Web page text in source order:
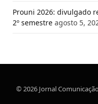
Prouni 2026: divulgado
2º semestre agosto 5,
© 2026 Jornal